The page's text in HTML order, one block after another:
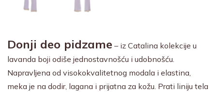
Donji deo pidzame – iz Catalina kolekcije u
lavanda boji odiše jednostavnošću i udobnošću.
Napravljena od visokokvalitetnog modala i elastina,
meka je na dodir, lagana i prijatna za kožu. Prati liniju tela